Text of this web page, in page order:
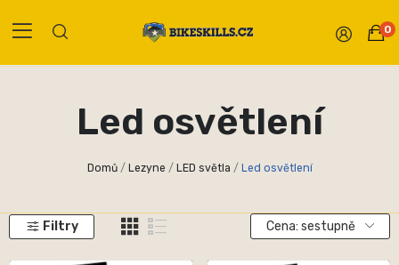
0
Led osvětlení
Domů Lezyne LED světla Led osvětlení
Filtry Cena: sestupně